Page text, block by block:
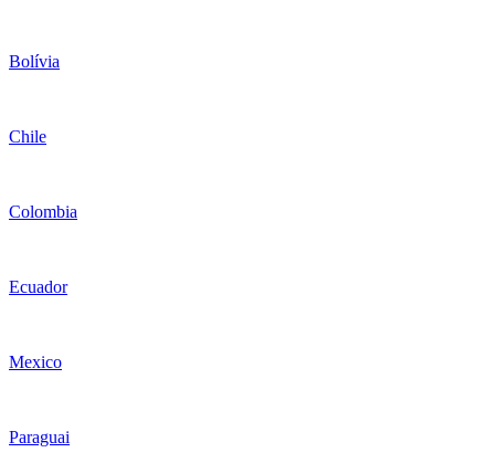
Bolívia
Chile
Colombia
Ecuador
Mexico
Paraguai